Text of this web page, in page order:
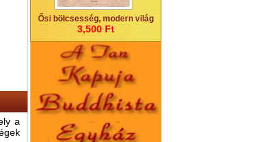
Ősi bölcsesség, modern világ
3,500 Ft
a